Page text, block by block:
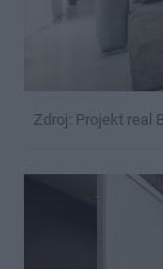
Zdroj: Projekt real